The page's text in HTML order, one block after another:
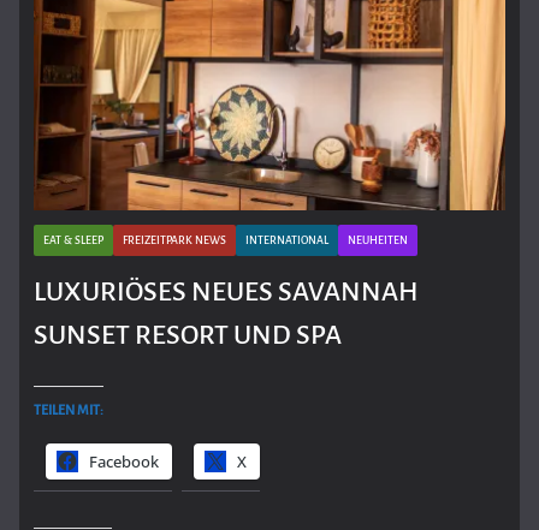
EAT & SLEEP FREIZEITPARK NEWS INTERNATIONAL NEUHEITEN
LUXURIÖSES NEUES SAVANNAH
SUNSET RESORT UND SPA
TEILEN MIT:
Facebook X